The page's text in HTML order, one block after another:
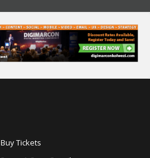
Buy Tickets